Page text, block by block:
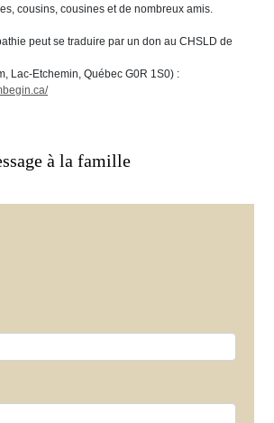
cousins, cousines et de nombreux amis.
peut se traduire par un don au CHSLD de
Lac-Etchemin, Québec G0R 1S0) :
à la famille